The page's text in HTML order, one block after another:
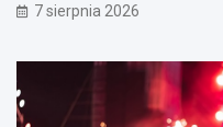
7 sierpnia 2026